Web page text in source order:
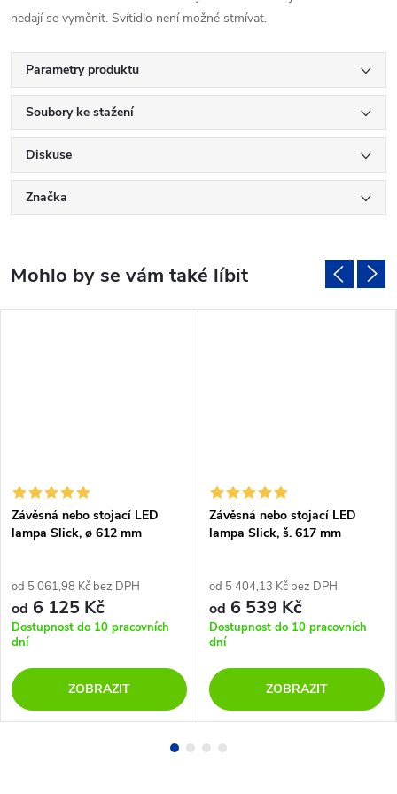
nedají se vyměnit. Svítidlo není možné stmívat.
Parametry produktu
Soubory ke stažení
Diskuse
Značka
Závěsná nebo stojací LED
lampa Slick, ø 612 mm
od 5 061,98 Kč bez DPH
od 6 125 Kč
Dostupnost do 10 pracovních
dní
ZOBRAZIT
Závěsná nebo stojací LED
lampa Slick, š. 617 mm
od 5 404,13 Kč bez DPH
od 6 539 Kč
Dostupnost do 10 pracovních
dní
ZOBRAZIT